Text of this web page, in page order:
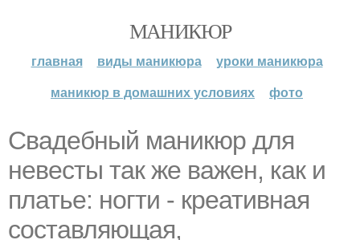
МАНИКЮР
главная виды маникюра
уроки маникюра
маникюр в домашних условиях
фото
Свадебный маникюр для
невесты так же важен, как и
платье: ногти - креативная
составляющая,